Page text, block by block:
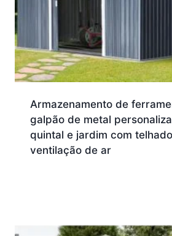
Armazenamento de
galpão de metal
quintal e jardim com
ventilação de ar